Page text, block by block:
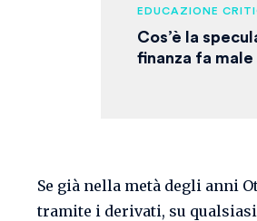
EDUCAZIONE
Cos’è la
finanza fa male
Se già nella metà degli anni
tramite i derivati, su